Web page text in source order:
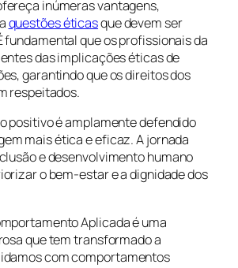
inúmeras vantagens,
questões éticasque devem ser
fundamental que os profissionais da
das implicações éticas de
garantindo que os direitos dos
respeitados.
positivo é amplamente defendido
mais ética e eficaz. A jornada
e desenvolvimento humano
o bem-estar e a dignidade dos
Aplicada é uma
que tem transformado a
com comportamentos